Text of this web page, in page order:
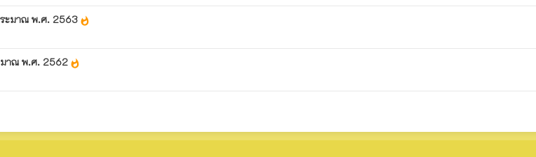
ะมาณ พ.ศ. 2563 whatshot
มาณ พ.ศ. 2562 whatshot